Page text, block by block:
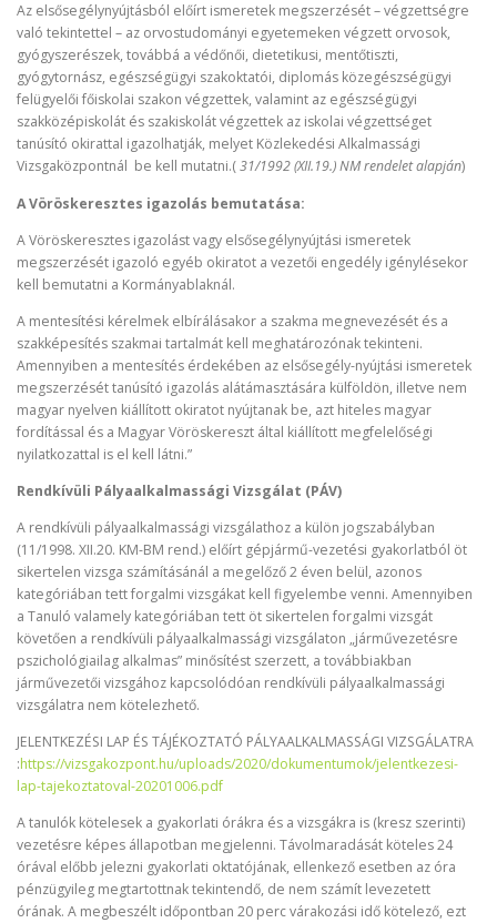
Az elsősegélynyújtásból előírt ismeretek megszerzését – végzettségre
való tekintettel – az orvostudományi egyetemeken végzett orvosok,
gyógyszerészek, továbbá a védőnői, dietetikusi, mentőtiszti,
gyógytornász, egészségügyi szakoktatói, diplomás közegészségügyi
felügyelői főiskolai szakon végzettek, valamint az egészségügyi
szakközépiskolát és szakiskolát végzettek az iskolai végzettséget
tanúsító okirattal igazolhatják, melyet Közlekedési Alkalmassági
Vizsgaközpontnál be kell mutatni.(31/1992 (XII.19.) NM rendelet alapján)
A Vöröskeresztes igazolás bemutatása:
A Vöröskeresztes igazolást vagy elsősegélynyújtási ismeretek
megszerzését igazoló egyéb okiratot a vezetői engedély igénylésekor
kell bemutatni a Kormányablaknál.
A mentesítési kérelmek elbírálásakor a szakma megnevezését és a
szakképesítés szakmai tartalmát kell meghatározónak tekinteni.
Amennyiben a mentesítés érdekében az elsősegély-nyújtási ismeretek
megszerzését tanúsító igazolás alátámasztására külföldön, illetve nem
magyar nyelven kiállított okiratot nyújtanak be, azt hiteles magyar
fordítással és a Magyar Vöröskereszt által kiállított megfelelőségi
nyilatkozattal is el kell látni.”
Rendkívüli Pályaalkalmassági Vizsgálat (PÁV)
A rendkívüli pályaalkalmassági vizsgálathoz a külön jogszabályban
(11/1998. XII.20. KM-BM rend.) előírt gépjármű-vezetési gyakorlatból öt
sikertelen vizsga számításánál a megelőző 2 éven belül, azonos
kategóriában tett forgalmi vizsgákat kell figyelembe venni. Amennyiben
a Tanuló valamely kategóriában tett öt sikertelen forgalmi vizsgát
követően a rendkívüli pályaalkalmassági vizsgálaton „járművezetésre
pszichológiailag alkalmas” minősítést szerzett, a továbbiakban
járművezetői vizsgához kapcsolódóan rendkívüli pályaalkalmassági
vizsgálatra nem kötelezhető.
JELENTKEZÉSI LAP ÉS TÁJÉKOZTATÓ PÁLYAALKALMASSÁGI VIZSGÁLATRA
:https://vizsgakozpont.hu/uploads/2020/dokumentumok/jelentkezesi-
lap-tajekoztatoval-20201006.pdf
A tanulók kötelesek a gyakorlati órákra és a vizsgákra is (kresz szerinti)
vezetésre képes állapotban megjelenni. Távolmaradását köteles 24
órával előbb jelezni gyakorlati oktatójának, ellenkező esetben az óra
pénzügyileg megtartottnak tekintendő, de nem számít levezetett
órának. A megbeszélt időpontban 20 perc várakozási idő kötelező, ezt